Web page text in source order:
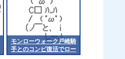
モンローウォーク戸崎騎
手とのコンビ復活でロー
ズSへ 他